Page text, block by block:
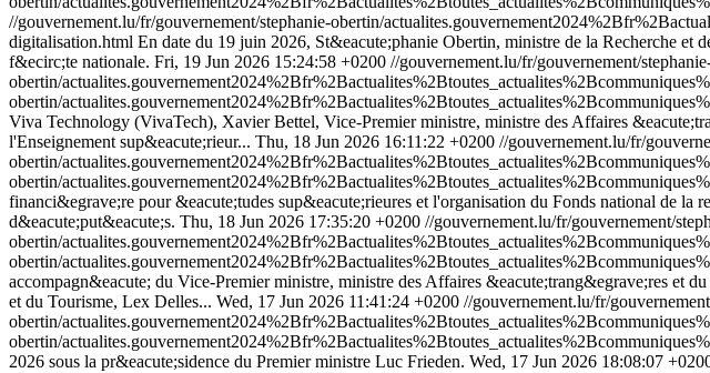
//gouvernement.lu/fr/gouvernement/stephanie-obertin/
digitalisation.html En date du 19 juin 2026, St&eacute;phanie Obertin, ministre de la Recherche et
f&ecirc;te nationale. Fri, 19 Jun 2026 15:24:58 +0200 //gouvernement.lu/fr/gouvernement/
obertin/
obertin/
Viva Technology (VivaTech), Xavier Bettel, Vice-Premier ministre, ministre des Affaires
l'Enseignement sup&eacute;rieur... Thu, 18 Jun 2026 16:11:22 +0200 //gouvernement.lu/fr/
obertin/
obertin/
financi&egrave;re pour &eacute;tudes sup&eacute;rieures et l'organisation du Fonds national de
d&eacute;put&eacute;s. Thu, 18 Jun 2026 17:35:20 +0200 //gouvernement.lu/fr/gouvernement/
obertin/
obertin/
accompagn&eacute; du Vice-Premier ministre, ministre des Affaires &eacute;trang&egrave;res et
et du Tourisme, Lex Delles... Wed, 17 Jun 2026 11:41:24 +0200 //gouvernement.lu/fr/
obertin/
obertin/
2026 sous la pr&eacute;sidence du Premier ministre Luc Frieden. Wed, 17 Jun 2026 18:08:07